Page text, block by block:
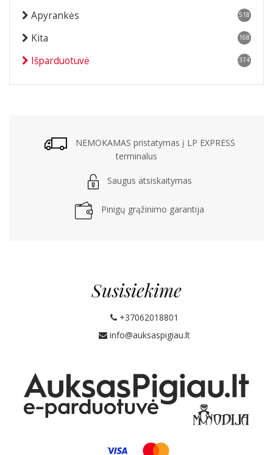
Apyrankės 518
Kita 168
Išparduotuvė 374
NEMOKAMAS pristatymas į LP EXPRESS
terminalus
Saugus atsiskaitymas
Pinigų grąžinimo garantija
Susisiekime
+37062018801
info@auksaspigiau.lt